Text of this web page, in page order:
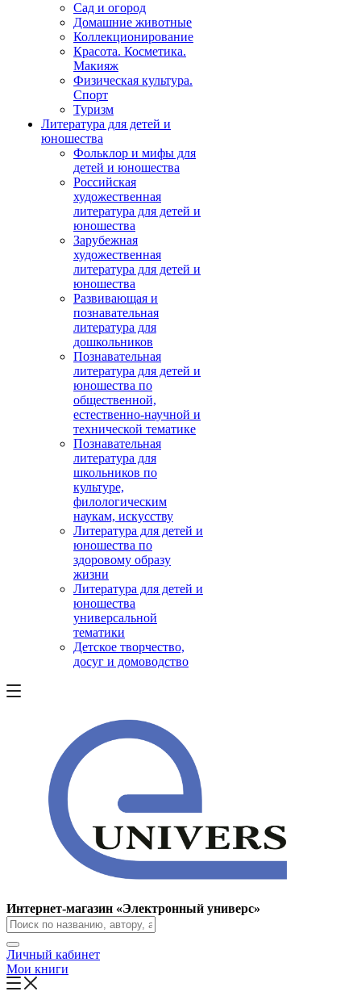
Сад и огород
Домашние животные
Коллекционирование
Красота. Косметика.
Макияж
Физическая культура.
Спорт
Туризм
Литература для детей и
юношества
Фольклор и мифы для
детей и юношества
Российская
художественная
литература для детей и
юношества
Зарубежная
художественная
литература для детей и
юношества
Развивающая и
познавательная
литература для
дошкольников
Познавательная
литература для детей и
юношества по
общественной,
естественно-научной и
технической тематике
Познавательная
литература для
школьников по
культуре,
филологическим
наукам, искусству
Литература для детей и
юношества по
здоровому образу
жизни
Литература для детей и
юношества
универсальной
тематики
Детское творчество,
досуг и домоводство
Интернет-магазин «Электронный универс»
Личный кабинет
Мои книги